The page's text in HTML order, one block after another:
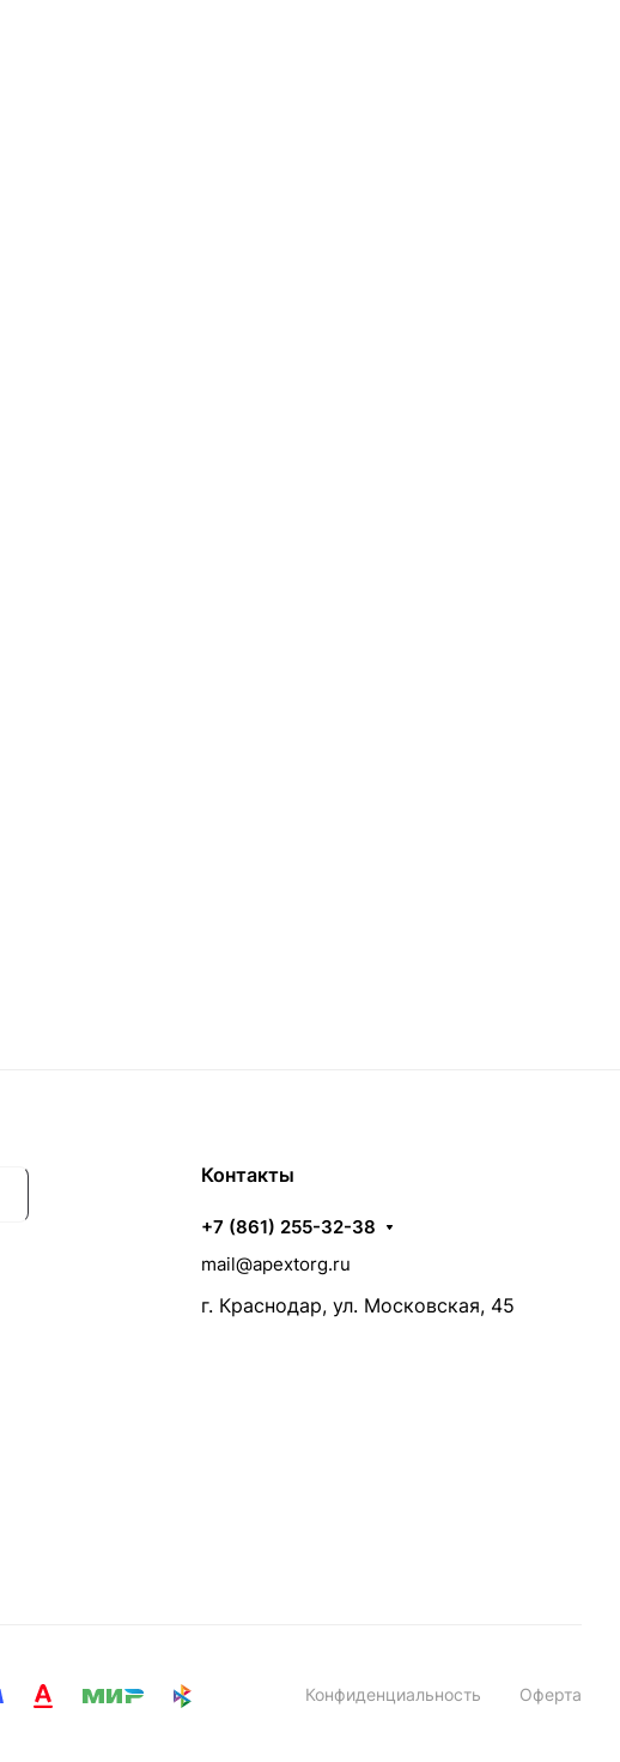
Контакты
+7 (861) 255-32-38
mail@apextorg.ru
г. Краснодар, ул. Московская, 45
Конфиденциальность Оферта